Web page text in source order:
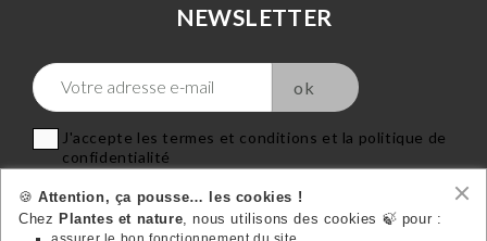
NEWSLETTER
J'accepte les termes et conditions et la politique de
confidentialité
🍪Attention, ça pousse… les cookies !
Chez Plantes et nature, nous utilisons des cookies 🍃 pour :